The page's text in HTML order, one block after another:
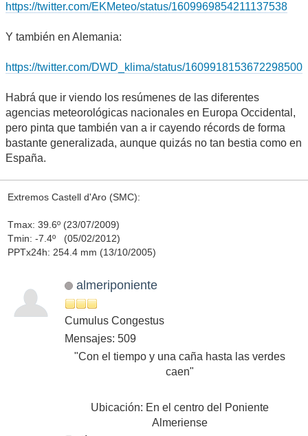
https://twitter.com/EKMeteo/status/1609969854211137538
Y también en Alemania:
https://twitter.com/DWD_klima/status/1609918153672298500
Habrá que ir viendo los resúmenes de las diferentes
agencias meteorológicas nacionales en Europa Occidental,
pero pinta que también van a ir cayendo récords de forma
bastante generalizada, aunque quizás no tan bestia como en
España.
Extremos Castell d'Aro (SMC):
Tmax: 39.6º (23/07/2009)
Tmin: -7.4º (05/02/2012)
PPTx24h: 254.4 mm (13/10/2005)
almeriponiente
Cumulus Congestus
Mensajes: 509
"Con el tiempo y una caña hasta las verdes
caen"
Ubicación: En el centro del Poniente
Almeriense